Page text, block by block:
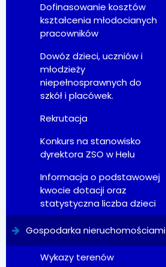
Dofinasowanie kosztów
kształcenia młodocianych
pracowników
Dowóz dzieci, uczniów i
młodzieży
niepełnosprawnych do
szkół i placówek.
Rekrutacja
Konkurs na stanowisko
dyrektora ZSO w Helu
Informacja o podstawowej
kwocie dotacji oraz
statystyczna liczba dzieci
Gospodarka nieruchomościami
Wykazy terenów